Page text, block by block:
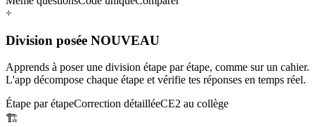
÷
Division posée NOUVEAU
Apprends à poser une division étape par étape, comme sur un cahier.
L'app décompose chaque étape et vérifie tes réponses en temps réel.
Étape par étapeCorrection détailléeCE2 au collège
🏗️